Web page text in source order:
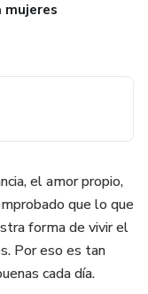
mujeres
el amor propio,
que lo que
forma de vivir el
Por eso es tan
cada día.